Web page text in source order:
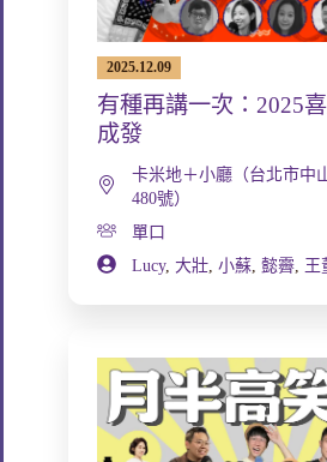
2025.12.09
有種再講一次：2025
成發
卡米地＋小廳（台北市中
480號）
單口
Lucy, 大壯, 小蘇, 懿霽, 王